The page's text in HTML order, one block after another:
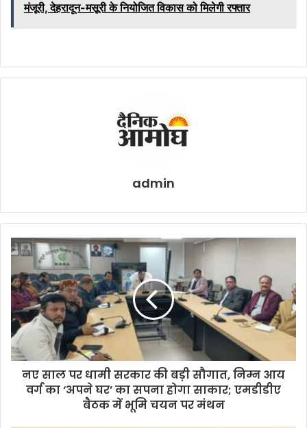
मंजूरी, देहरादून-मसूरी के नियोजित विकास को मिलेगी रफ्तार
admin
नए साल पर धामी सरकार की बड़ी सौगात, निम्न आय
वर्ग का ‘अपने घर’ का सपना होगा साकार; एमडीडीए
बैठक में भूमि चयन पर मंथन